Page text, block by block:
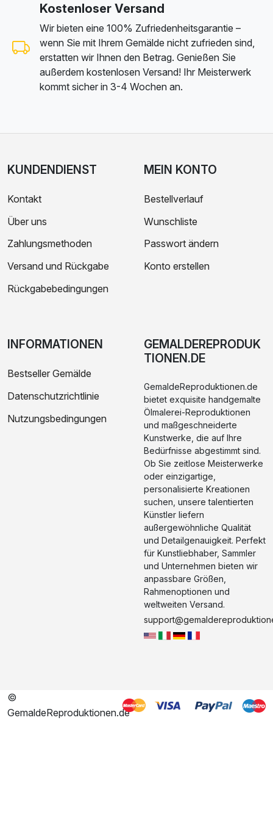
Kostenloser Versand
Wir bieten eine 100% Zufriedenheitsgarantie –
wenn Sie mit Ihrem Gemälde nicht zufrieden sind,
erstatten wir Ihnen den Betrag. Genießen Sie
außerdem kostenlosen Versand! Ihr Meisterwerk
kommt sicher in 3-4 Wochen an.
KUNDENDIENST
Kontakt
Über uns
Zahlungsmethoden
Versand und Rückgabe
Rückgabebedingungen
MEIN KONTO
Bestellverlauf
Wunschliste
Passwort ändern
Konto erstellen
INFORMATIONEN
Bestseller Gemälde
Datenschutzrichtlinie
Nutzungsbedingungen
GEMALDEREPRODUK
TIONEN.DE
GemaldeReproduktionen.de
bietet exquisite handgemalte
Ölmalerei-Reproduktionen
und maßgeschneiderte
Kunstwerke, die auf Ihre
Bedürfnisse abgestimmt sind.
Ob Sie zeitlose Meisterwerke
oder einzigartige,
personalisierte Kreationen
suchen, unsere talentierten
Künstler liefern
außergewöhnliche Qualität
und Detailgenauigkeit. Perfekt
für Kunstliebhaber, Sammler
und Unternehmen bieten wir
anpassbare Größen,
Rahmenoptionen und
weltweiten Versand.
©
GemaldeReproduktionen.de